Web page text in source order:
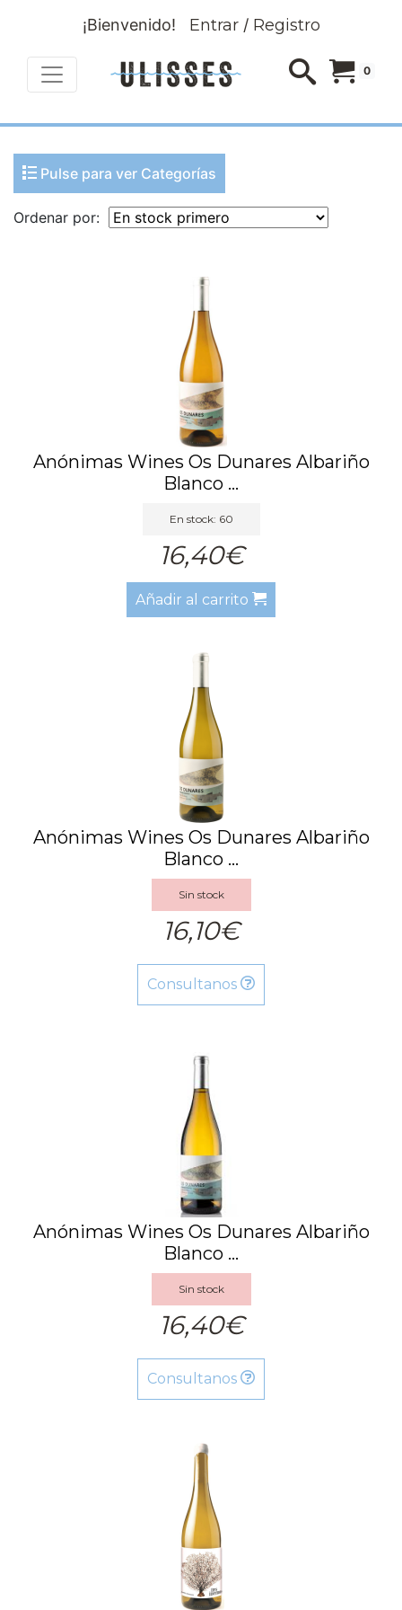
¡Bienvenido! Entrar/ Registro
0
Pulse para ver Categorías
Ordenar por:
Anónimas Wines Os Dunares Albariño
Blanco ...
En stock: 60
16,40€
Añadir al carrito
Anónimas Wines Os Dunares Albariño
Blanco ...
Sin stock
16,10€
Consultanos
Anónimas Wines Os Dunares Albariño
Blanco ...
Sin stock
16,40€
Consultanos